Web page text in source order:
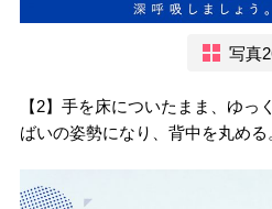
写真
【2】手を床についたまま、ゆっ
ばいの姿勢になり、背中を丸める